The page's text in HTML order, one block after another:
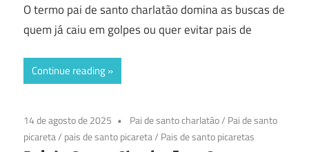
O termo pai de santo charlatão domina as buscas de
quem já caiu em golpes ou quer evitar pais de
Continue reading
14 de agosto de 2025 Pai de santo charlatão/ Pai de santo
picareta/ pais de santo picareta/ Pais de santo picaretas